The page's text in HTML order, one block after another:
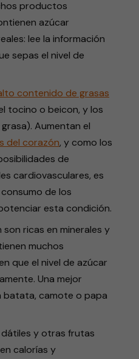
productos
azúcar
lee la información
sepas el nivel de
contenido de grasas
tocino o beicon, y los
Aumentan el
del corazón, y como los
de
cardiovasculares, es
de los
esta condición.
ricas en minerales y
muchos
que el nivel de azúcar
Una mejor
batata, camote o papa
y otras frutas
calorías y